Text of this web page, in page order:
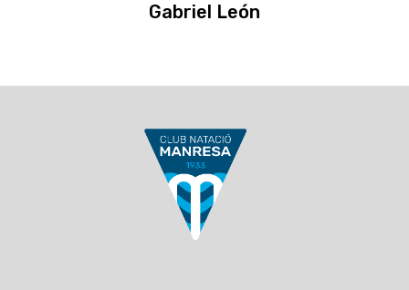
Gabriel León